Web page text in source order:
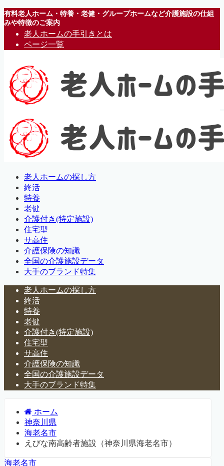
有料老人ホーム・特養・老健・グループホームなど介護施設の仕組
みや特徴のご案内
老人ホームの手引きとは
ページ一覧
老人ホームの探し方
終活
特養
老健
介護付き(特定施設)
住宅型
サ高住
介護保険の知識
全国の介護施設データ
大手のブランド特集
老人ホームの探し方
終活
特養
老健
介護付き(特定施設)
住宅型
サ高住
介護保険の知識
全国の介護施設データ
大手のブランド特集
ホーム
神奈川県
海老名市
えびな南高齢者施設（神奈川県海老名市）
海老名市